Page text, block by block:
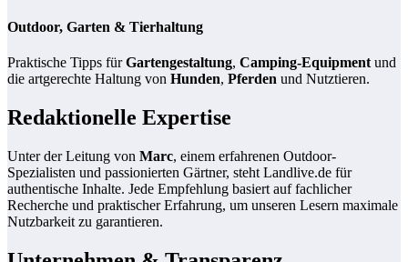
Outdoor, Garten & Tierhaltung
Praktische Tipps fürGartengestaltung, Camping-Equipment und
die artgerechte Haltung von Hunden, Pferden und Nutztieren.
Redaktionelle Expertise
Unter der Leitung von Marc, einem erfahrenen Outdoor-
Spezialisten und passionierten Gärtner, steht Landlive.de für
authentische Inhalte. Jede Empfehlung basiert auf fachlicher
Recherche und praktischer Erfahrung, um unseren Lesern maximale
Nutzbarkeit zu garantieren.